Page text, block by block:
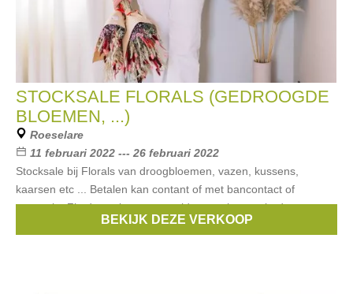
STOCKSALE FLORALS (GEDROOGDE
BLOEMEN, ...)
Roeselare
11 februari 2022 --- 26 februari 2022
Stocksale bij Florals van droogbloemen, vazen, kussens,
kaarsen etc ... Betalen kan contant of met bancontact of
payconiq. Zie deze site voor een idee van het aanbod:
https://floralsstore.be/BEKIJK DEZE VERKOOP